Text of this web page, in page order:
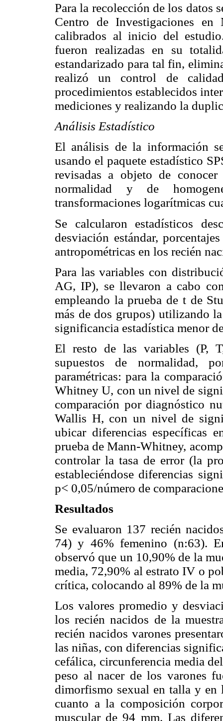
Para la recolección de los datos
Centro de Investigaciones
calibrados al inicio del
fueron realizadas en su
estandarizado para tal fin,
realizó un control de
procedimientos establecidos
mediciones y realizando la
Análisis Estadístico
El análisis de la información
usando el paquete estadístico
revisadas a objeto de
normalidad y de
transformaciones logarítmicas
Se calcularon estadísticos
desviación estándar,
antropométricas en los recién
Para las variables con
AG, IP), se llevaron a cabo
empleando la prueba de t de
más de dos grupos) utilizando
significancia estadística menor
El resto de las variables (P,
supuestos de normalidad,
paramétricas: para la
Whitney U, con un nivel de
comparación por diagnóstico
Wallis H, con un nivel de
ubicar diferencias específicas
prueba de Mann-Whitney,
controlar la tasa de error (la
estableciéndose diferencias
p< 0,05/número de
Resultados
Se evaluaron 137 recién
74) y 46% femenino (n:63).
observó que un 10,90% de la
media, 72,90% al estrato IV o
crítica, colocando al 89% de la
Los valores promedio y
los recién nacidos de la
recién nacidos varones
las niñas, con diferencias
cefálica, circunferencia media
peso al nacer de los varones
dimorfismo sexual en talla y en
cuanto a la composición
muscular de 94 mm. Las